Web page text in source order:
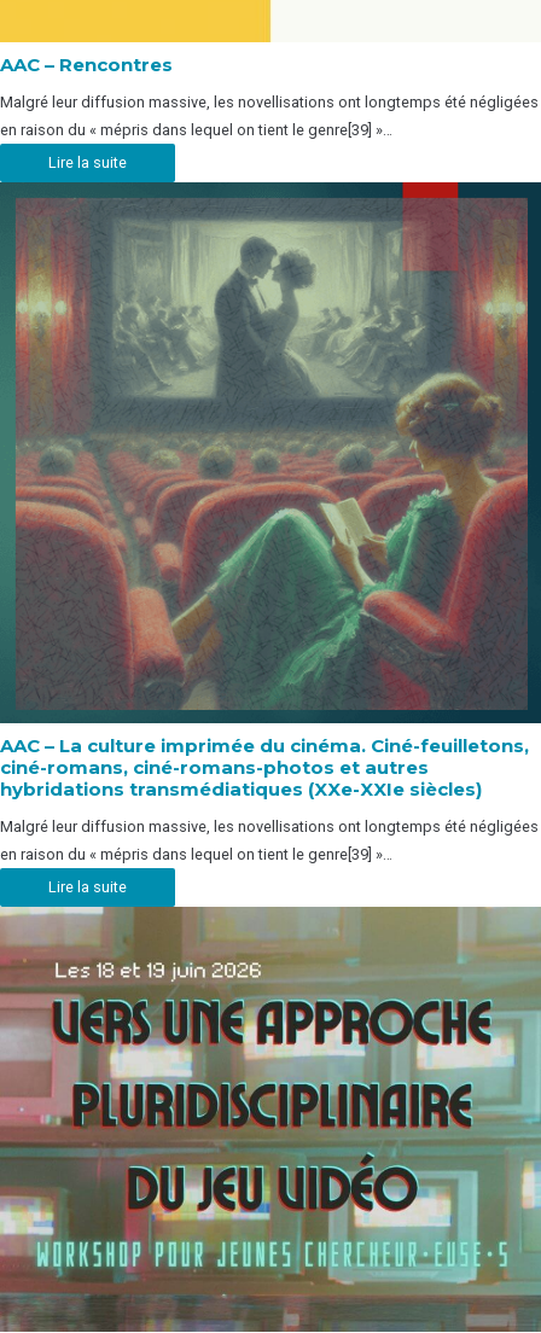
AAC – Rencontres
Malgré leur diffusion massive, les novellisations ont longtemps été négligées
en raison du « mépris dans lequel on tient le genre[39] »…
Lire la suite
AAC – La culture imprimée du cinéma. Ciné-feuilletons,
ciné-romans, ciné-romans-photos et autres
hybridations transmédiatiques (XXe-XXIe siècles)
Malgré leur diffusion massive, les novellisations ont longtemps été négligées
en raison du « mépris dans lequel on tient le genre[39] »…
Lire la suite